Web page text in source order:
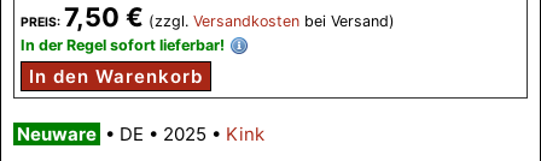
PREIS: 7,50 € (zzgl. Versandkosten bei Versand)
In der Regel sofort lieferbar!
In den Warenkorb
Neuware • DE • 2025 • Kink